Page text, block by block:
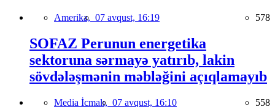
Amerika, 07 avqust, 16:19 578
SOFAZ Perunun energetika
sektoruna sərmayə yatırıb, lakin
sövdələşmənin məbləğini açıqlamayıb
Media İcmalı, 07 avqust, 16:10 558